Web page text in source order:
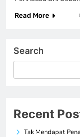
Read More
Search
Recent
Tak Mendapat